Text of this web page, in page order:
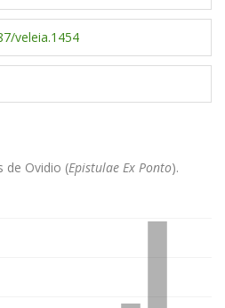
veleia.1454
de Ovidio (Epistulae Ex Ponto).